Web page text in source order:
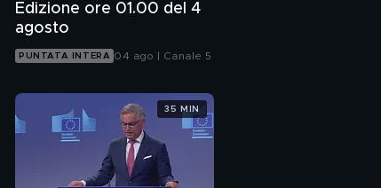
Edizione ore 01.00 del 4
agosto
PUNTATA INTERA 04 ago | Canale 5
35 MIN